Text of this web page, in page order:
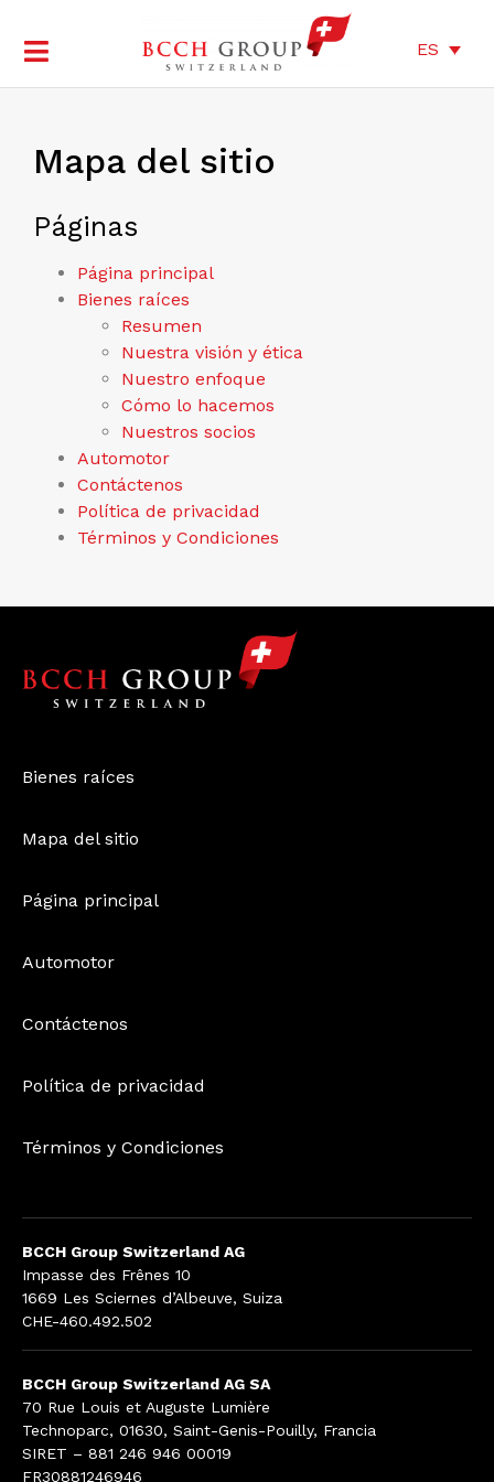
ES
Mapa del sitio
Páginas
Página principal
Bienes raíces
Resumen
Nuestra visión y ética
Nuestro enfoque
Cómo lo hacemos
Nuestros socios
Automotor
Contáctenos
Política de privacidad
Términos y Condiciones
Bienes raíces
Mapa del sitio
Página principal
Automotor
Contáctenos
Política de privacidad
Términos y Condiciones
BCCH Group Switzerland AG
Impasse des Frênes 10
1669 Les Sciernes d’Albeuve, Suiza
CHE-460.492.502
BCCH Group Switzerland AG SA
70 Rue Louis et Auguste Lumière
Technoparc, 01630, Saint-Genis-Pouilly, Francia
SIRET – 881 246 946 00019
FR30881246946